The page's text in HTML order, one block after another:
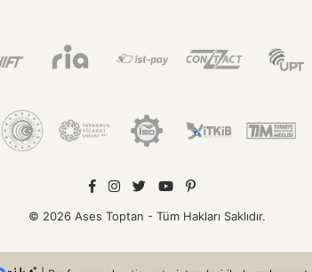
© 2026 Ases Toptan - Tüm Hakları Saklıdır.